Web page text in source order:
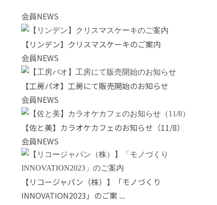
会員NEWS
【リンデン】クリスマスケーキのご案内
会員NEWS
【工房パオ】工房にて販売開始のお知らせ
会員NEWS
【佐と美】カラオケカフェのお知らせ（11/8）
会員NEWS
【リコージャパン（株）】「モノづくり
INNOVATION2023」のご案 ...